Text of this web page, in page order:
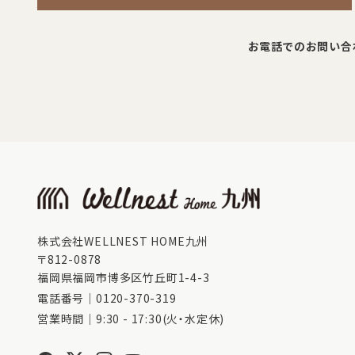
お電話でのお問い
株式会社WELLNEST HOME九州
〒812-0878
福岡県福岡市博多区竹丘町1-4-3
電話番号｜ 0120-370-319
営業時間｜9:30 - 17:30(火・水定休)